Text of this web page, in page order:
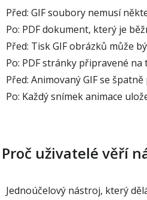
Před: GIF soubory nemusí
Po: PDF dokument, který je
Před: Tisk GIF obrázků může
Po: PDF stránky připravené
Před: Animovaný GIF se
Po: Každý snímek animace
Proč uživatelé věří
Jednoúčelový nástroj, který